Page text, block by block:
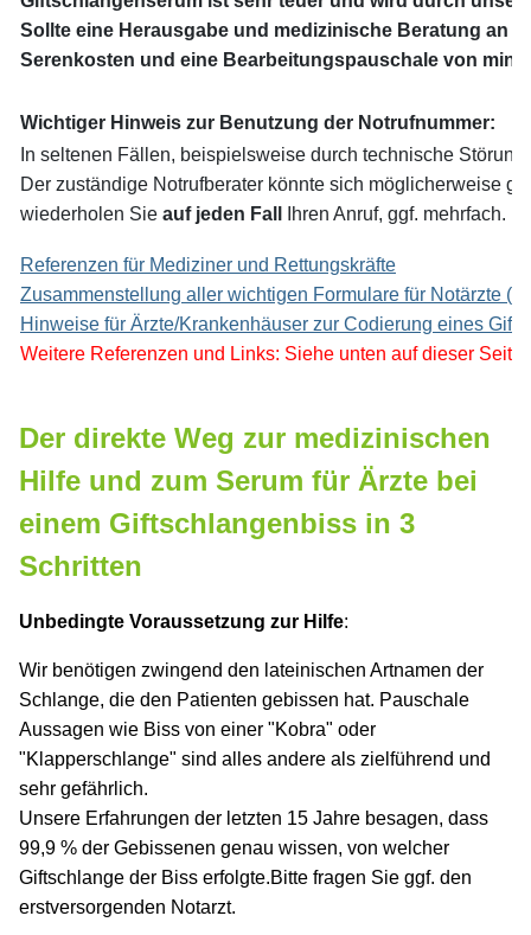
Sollte eine Herausgabe und medizinische Beratung an
Serenkosten und eine Bearbeitungspauschale von
Wichtiger Hinweis zur Benutzung der Notrufnummer:
In seltenen Fällen, beispielsweise durch technische
Der zuständige Notrufberater könnte sich möglicherweise
wiederholen Sie auf jeden Fall Ihren Anruf, ggf. mehrfach.
Referenzen für Mediziner und Rettungskräfte
Zusammenstellung aller wichtigen Formulare für Notärzte
Hinweise für Ärzte/Krankenhäuser zur Codierung eines
Weitere Referenzen und Links: Siehe unten auf
Der direkte Weg zur medizinischen
Hilfe und zum Serum für Ärzte bei
einem Giftschlangenbiss in 3
Schritten
Unbedingte Voraussetzung zur Hilfe:
Wir benötigen zwingend den lateinischen Artnamen der
Schlange, die den Patienten gebissen hat. Pauschale
Aussagen wie Biss von einer "Kobra" oder
"Klapperschlange" sind alles andere als zielführend und
sehr gefährlich.
Unsere Erfahrungen der letzten 15 Jahre besagen, dass
99,9 % der Gebissenen genau wissen, von welcher
Giftschlange der Biss erfolgte.Bitte fragen Sie ggf. den
erstversorgenden Notarzt.